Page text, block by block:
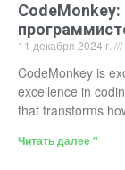
11 декабря 2024 г.
CodeMonkey is
excellence in
that transforms
Читать далее "